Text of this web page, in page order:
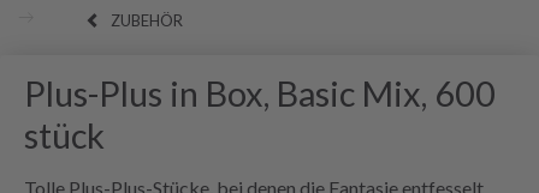
ZUBEHÖR
Plus-Plus in Box, Basic Mix, 600
stück
Tolle Plus-Plus-Stücke, bei denen die Fantasie entfesselt